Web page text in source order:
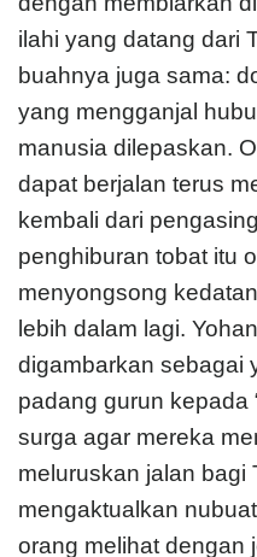
ilahi yang datang dari
buahnya juga sama:
yang mengganjal
manusia dilepaskan.
dapat berjalan terus
kembali dari
penghiburan tobat itu
menyongsong
lebih dalam lagi.
digambarkan sebagai
padang gurun kepada
surga agar mereka
meluruskan jalan bagi
mengaktualkan
orang melihat dengan